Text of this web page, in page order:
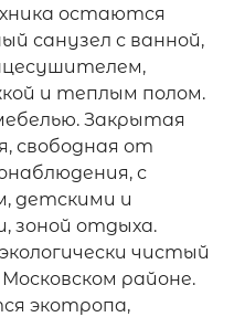
остаются
санузел с ванной,
и теплым полом.
Закрытая
свободная от
с
детскими и
зоной отдыха.
чистый
районе.
экотропа,